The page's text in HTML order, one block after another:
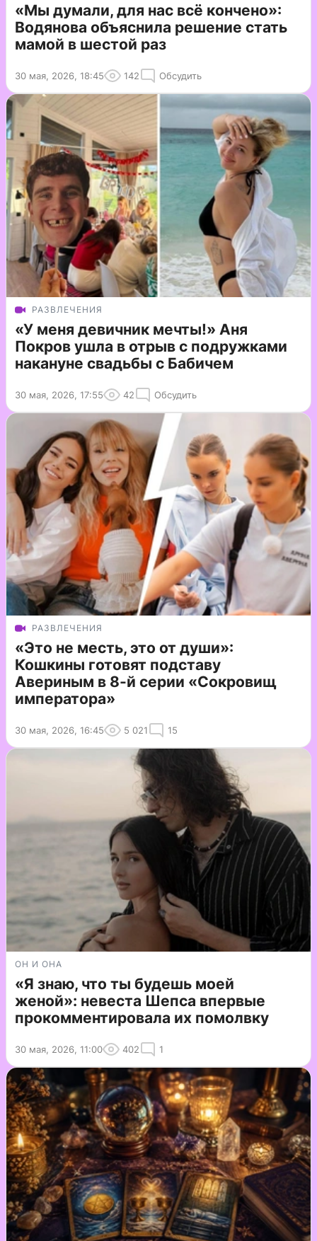
«Мы думали, для нас всё кончено»:
Водянова объяснила решение стать
мамой в шестой раз
30 мая, 2026, 18:45 142 Обсудить
РАЗВЛЕЧЕНИЯ
«У меня девичник мечты!» Аня
Покров ушла в отрыв с подружками
накануне свадьбы с Бабичем
30 мая, 2026, 17:55 42 Обсудить
РАЗВЛЕЧЕНИЯ
«Это не месть, это от души»:
Кошкины готовят подставу
Авериным в 8-й серии «Сокровищ
императора»
30 мая, 2026, 16:45 5 021 15
ОН И ОНА
«Я знаю, что ты будешь моей
женой»: невеста Шепса впервые
прокомментировала их помолвку
30 мая, 2026, 11:00 402 1